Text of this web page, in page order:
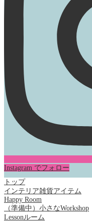
Instagram でフォロー
トップ
インテリア雑貨アイテム
Happy Room
（準備中）小さなWorkshop
Lessonルーム